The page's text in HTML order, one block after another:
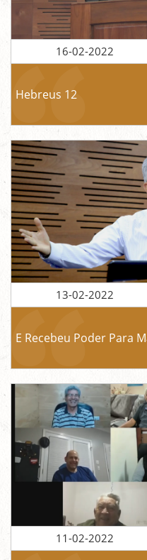
16-02-2022
Hebreus 12
13-02-2022
E Recebeu Poder Para
11-02-2022